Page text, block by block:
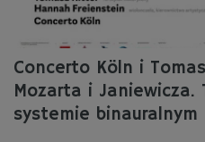
Concerto Köln i
Mozarta i Janiewicza.
systemie binauralnym